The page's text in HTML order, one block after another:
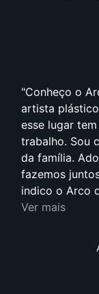
Conheço o
artista
esse lugar
trabalho. Sou
da família.
fazemos
indico o Arco
Ver mais